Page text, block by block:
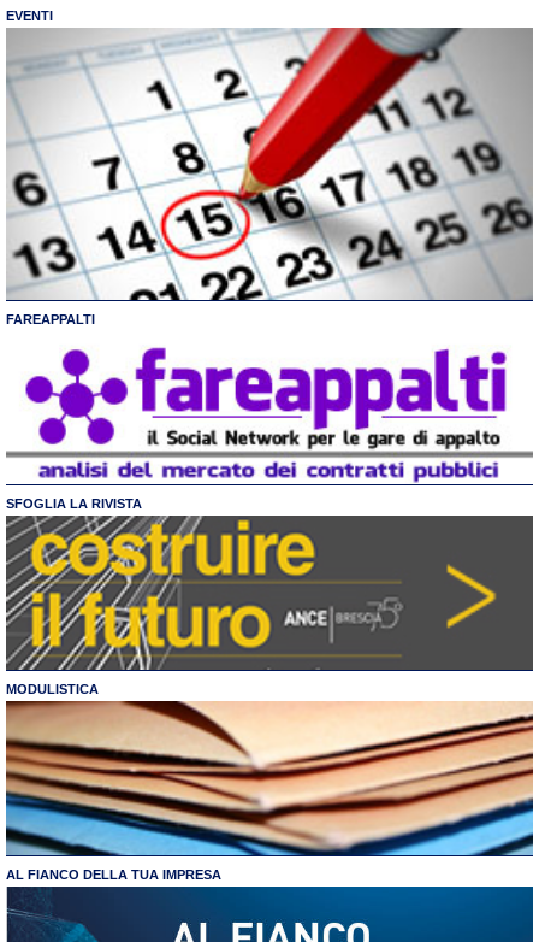
EVENTI
FAREAPPALTI
SFOGLIA LA RIVISTA
MODULISTICA
AL FIANCO DELLA TUA IMPRESA